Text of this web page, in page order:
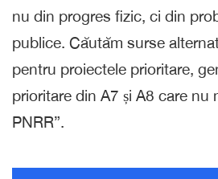
nu din progres fizic, ci din
publice. Căutăm surse
pentru proiectele prioritare,
prioritare din A7 și A8 care nu
PNRR”.